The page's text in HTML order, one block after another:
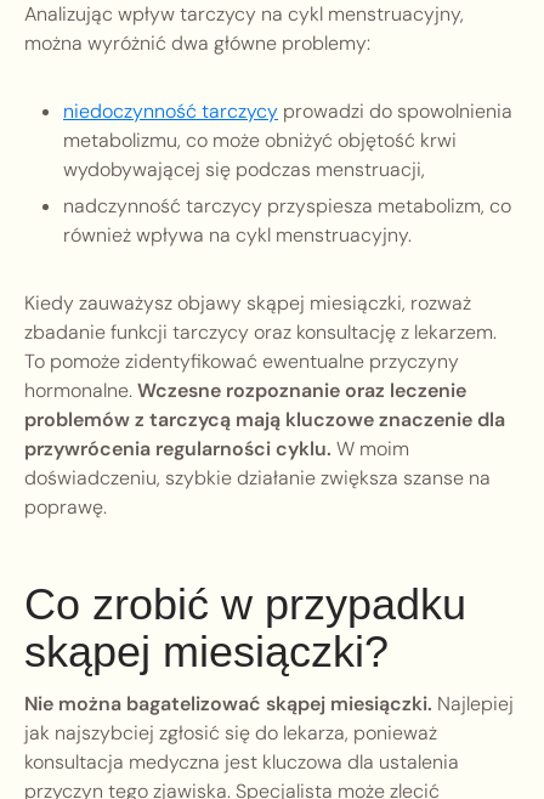
Analizując wpływ tarczycy na cykl menstruacyjny,
można wyróżnić dwa główne problemy:
niedoczynność tarczycy prowadzi do spowolnienia
metabolizmu, co może obniżyć objętość krwi
wydobywającej się podczas menstruacji,
nadczynność tarczycy przyspiesza metabolizm, co
również wpływa na cykl menstruacyjny.
Kiedy zauważysz objawy skąpej miesiączki, rozważ
zbadanie funkcji tarczycy oraz konsultację z lekarzem.
To pomoże zidentyfikować ewentualne przyczyny
hormonalne.Wczesne rozpoznanie oraz leczenie
problemów z tarczycą mają kluczowe znaczenie dla
przywrócenia regularności cyklu. W moim
doświadczeniu, szybkie działanie zwiększa szanse na
poprawę.
Co zrobić w przypadku
skąpej miesiączki?
Nie można bagatelizować skąpej miesiączki. Najlepiej
jak najszybciej zgłosić się do lekarza, ponieważ
konsultacja medyczna jest kluczowa dla ustalenia
przyczyn tego zjawiska. Specjalista może zlecić